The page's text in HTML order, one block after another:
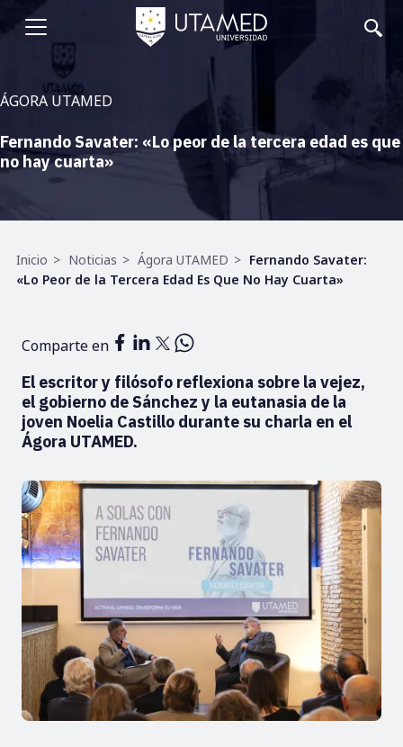
Pasar
contenido
principal
Abrir
menu
ÁGORA UTAMED
Fernando Savater: «Lo peor de la tercera edad es que
no hay cuarta»
Ruta
de
Inicio Noticias Ágora UTAMED
Fernando Savater:
«Lo Peor de la Tercera Edad Es Que No Hay Cuarta»
Comparte en
El escritor y filósofo reflexiona sobre la vejez,
el gobierno de Sánchez y la eutanasia de la
joven Noelia Castillo durante su charla en el
Ágora UTAMED.